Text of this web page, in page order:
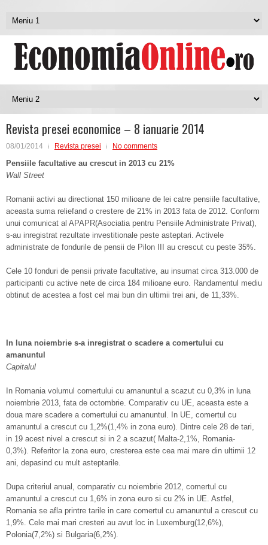
Revista presei economice – 8 ianuarie 2014
08/01/2014 Revista presei No comments
Pensiile facultative au crescut in 2013 cu 21%
Wall Street
Romanii activi au directionat 150 milioane de lei catre pensiile facultative,
aceasta suma reliefand o crestere de 21% in 2013 fata de 2012. Conform
unui comunicat al APAPR(Asociatia pentru Pensiile Administrate Privat),
s-au inregistrat rezultate investitionale peste asteptari. Activele
administrate de fondurile de pensii de Pilon III au crescut cu peste 35%.
Cele 10 fonduri de pensii private facultative, au insumat circa 313.000 de
participanti cu active nete de circa 184 milioane euro. Randamentul mediu
obtinut de acestea a fost cel mai bun din ultimii trei ani, de 11,33%.
In luna noiembrie s-a inregistrat o scadere a comertului cu
amanuntul
Capitalul
In Romania volumul comertului cu amanuntul a scazut cu 0,3% in luna
noiembrie 2013, fata de octombrie. Comparativ cu UE, aceasta este a
doua mare scadere a comertului cu amanuntul. In UE, comertul cu
amanuntul a crescut cu 1,2%(1,4% in zona euro). Dintre cele 28 de tari,
in 19 acest nivel a crescut si in 2 a scazut( Malta-2,1%, Romania-
0,3%). Referitor la zona euro, cresterea este cea mai mare din ultimii 12
ani, depasind cu mult asteptarile.
Dupa criteriul anual, comparativ cu noiembrie 2012, comertul cu
amanuntul a crescut cu 1,6% in zona euro si cu 2% in UE. Astfel,
Romania se afla printre tarile in care comertul cu amanuntul a crescut cu
1,9%. Cele mai mari cresteri au avut loc in Luxemburg(12,6%),
Polonia(7,2%) si Bulgaria(6,2%).